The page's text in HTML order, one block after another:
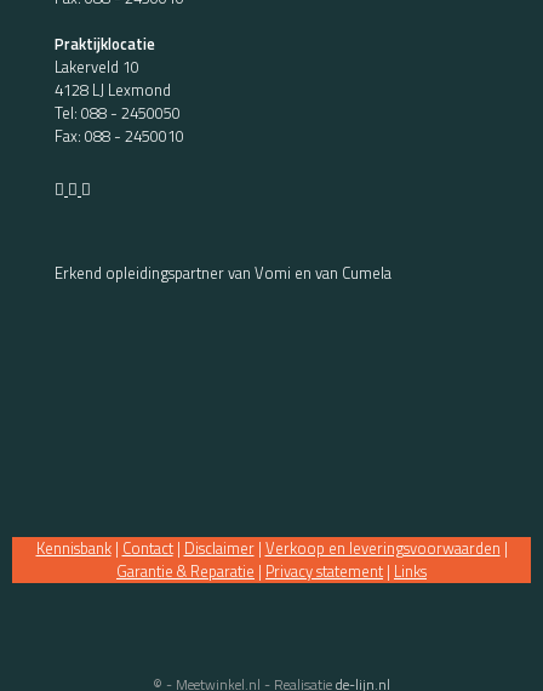
Praktijklocatie
Lakerveld 10
4128 LJ Lexmond
Tel: 088 - 2450050
Fax: 088 - 2450010
Erkend opleidingspartner van Vomi en van Cumela
Kennisbank| Contact| Disclaimer| Verkoop en leveringsvoorwaarden |
Garantie & Reparatie | Privacy statement | Links
© - Meetwinkel.nl - Realisatiede-lijn.nl